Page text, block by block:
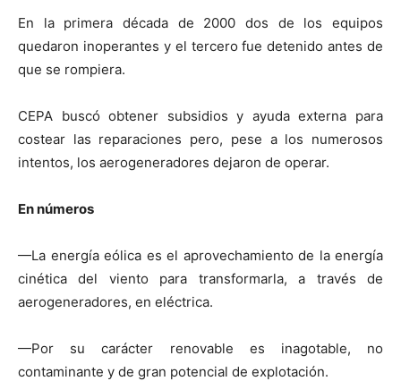
En la primera década de 2000 dos de los equipos
quedaron inoperantes y el tercero fue detenido antes de
que se rompiera.
CEPA buscó obtener subsidios y ayuda externa para
costear las reparaciones pero, pese a los numerosos
intentos, los aerogeneradores dejaron de operar.
En números
—La energía eólica es el aprovechamiento de la energía
cinética del viento para transformarla, a través de
aerogeneradores, en eléctrica.
—Por su carácter renovable es inagotable, no
contaminante y de gran potencial de explotación.